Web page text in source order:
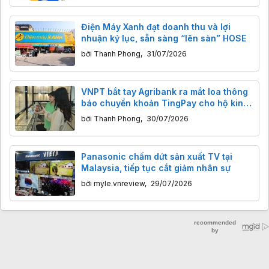
Điện Máy Xanh đạt doanh thu và lợi
nhuận kỷ lục, sẵn sàng “lên sàn” HOSE
bởi Thanh Phong, 31/07/2026
VNPT bắt tay Agribank ra mắt loa thông
báo chuyển khoản TingPay cho hộ kinh
doanh
bởi Thanh Phong, 30/07/2026
Panasonic chấm dứt sản xuất TV tại
Malaysia, tiếp tục cắt giảm nhân sự
bởi myle.vnreview, 29/07/2026